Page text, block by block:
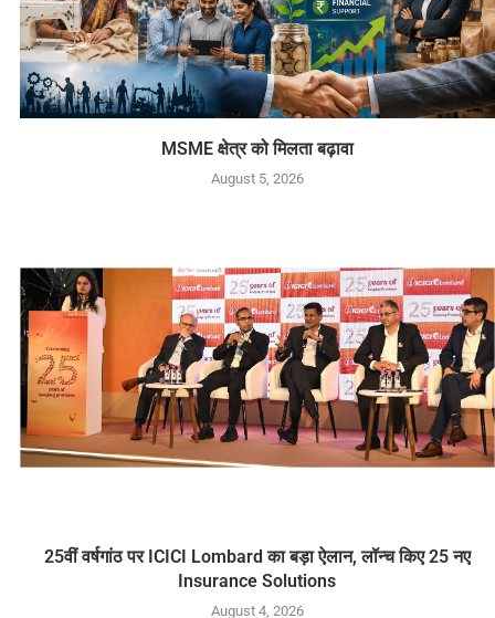
MSME क्षेत्र को मिलता बढ़ावा
August 5, 2026
25वीं वर्षगांठ पर ICICI Lombard का बड़ा ऐलान, लॉन्च किए 25 नए
Insurance Solutions
August 4, 2026